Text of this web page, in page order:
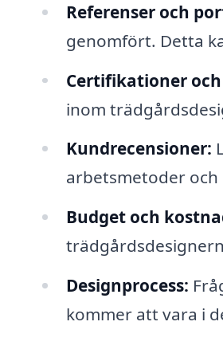
Referenser och
genomfört. Detta
Certifikationer
inom
Kundrecensioner:
arbetsmetoder och
Budget och
Designprocess:
kommer att vara i